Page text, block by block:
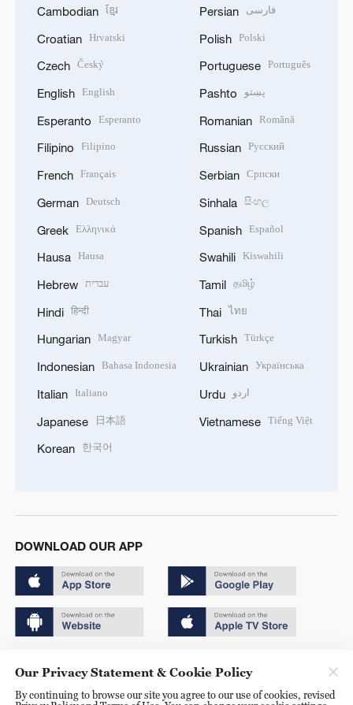
Cambodian ខ្មែរ
Croatian Hrvatski
Czech Český
English English
Esperanto Esperanto
Filipino Filipino
French Français
German Deutsch
Greek Ελληνικά
Hausa Hausa
Hebrew עברית
Hindi हिन्दी
Hungarian Magyar
Indonesian Bahasa Indonesia
Italian Italiano
Japanese 日本語
Korean 한국어
Persian فارسی
Polish Polski
Portuguese Português
Pashto پښتو
Romanian Română
Russian Русский
Serbian Српски
Sinhala සිංහල
Spanish Español
Swahili Kiswahili
Tamil தமிழ்
Thai ไทย
Turkish Türkçe
Ukrainian Українська
Urdu اردو
Vietnamese Tiếng Việt
DOWNLOAD OUR APP
京ICP备20000184号
Our Privacy Statement & Cookie Policy
By continuing to browse our site you agree to our use of cookies, revised